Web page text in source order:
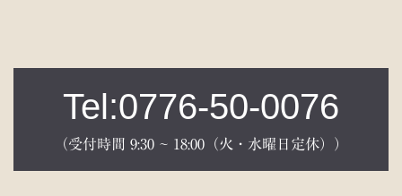
Tel:0776-50-0076
（受付時間 9:30 ~ 18:00（火・水曜日定休））